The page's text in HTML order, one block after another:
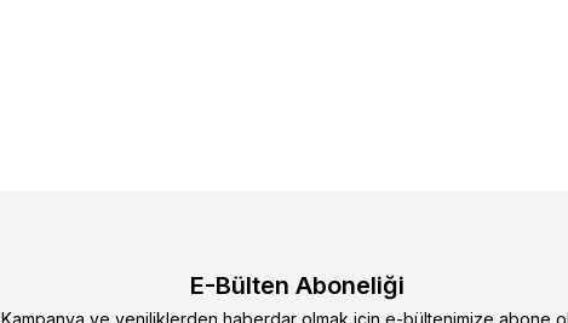
E-Bülten Aboneliği
Kampanya ve yeniliklerden haberdar olmak için e-bültenimize abone